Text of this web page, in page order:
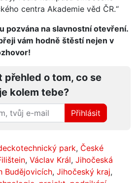
centra Akademie věd ČR.“
pozvána na slavnostní otevření.
vám hodně štěstí nejen v
přehled o tom, co se
kolem tebe?
Přihlásit
park, České
, Václav Král, Jihočeská
Budějovicích, Jihočeský kraj,